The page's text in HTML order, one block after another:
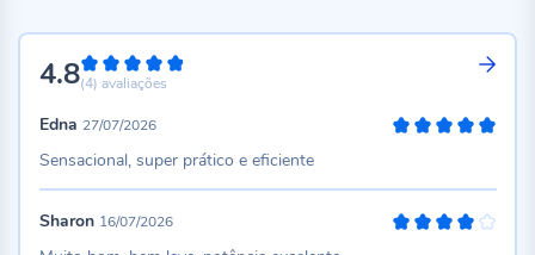
4.896%
(4) avaliações
Edna 27/07/2026
Sensacional, super prático e eficiente
Sharon 16/07/2026